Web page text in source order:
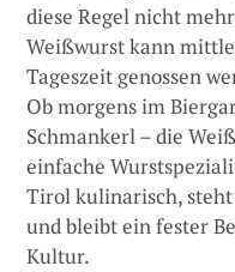
diese Regel nicht
Weißwurst kann
Tageszeit genossen
Ob morgens im
Schmankerl – die
einfache
Tirol kulinarisch,
und bleibt ein fester
Kultur.